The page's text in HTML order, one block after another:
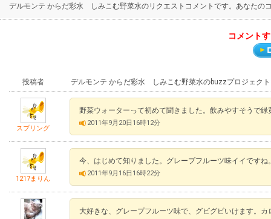
デルモンテ からだ彩水 しみこむ野菜水のリクエストコメントです。あなたの
コメント
投稿者 デルモンテ からだ彩水 しみこむ野菜水のbuzzプロジェク
スプリング
野菜ウォーターって初めて聞きました。飲みやすそうで
2011年9月20日16時12分
1217まりん
今、はじめて知りました。グレープフルーツ味イイですね
2011年9月16日16時22分
大好きな、グレープフルーツ味で、グビグビいけます。